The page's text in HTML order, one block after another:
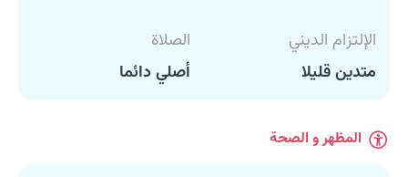
الإلتزام الديني
متدين قليلا
الصلاة
أصلي دائما
المظهر و الصحة